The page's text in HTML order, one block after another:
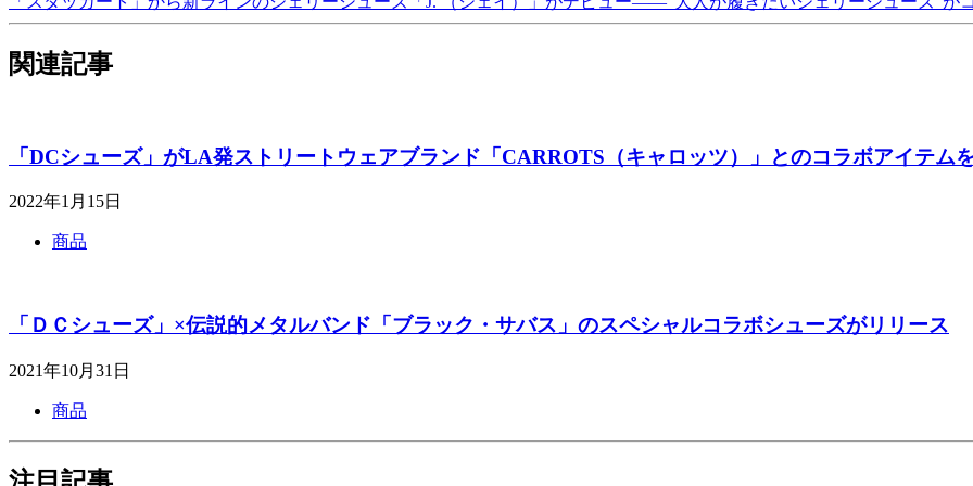
関連記事
「DCシューズ」がLA発ストリートウェアブランド「CARROTS（キャロッツ）」とのコラボアイテム
2022年1月15日
商品
「ＤＣシューズ」×伝説的メタルバンド「ブラック・サバス」のスペシャルコラボシューズがリリース
2021年10月31日
商品